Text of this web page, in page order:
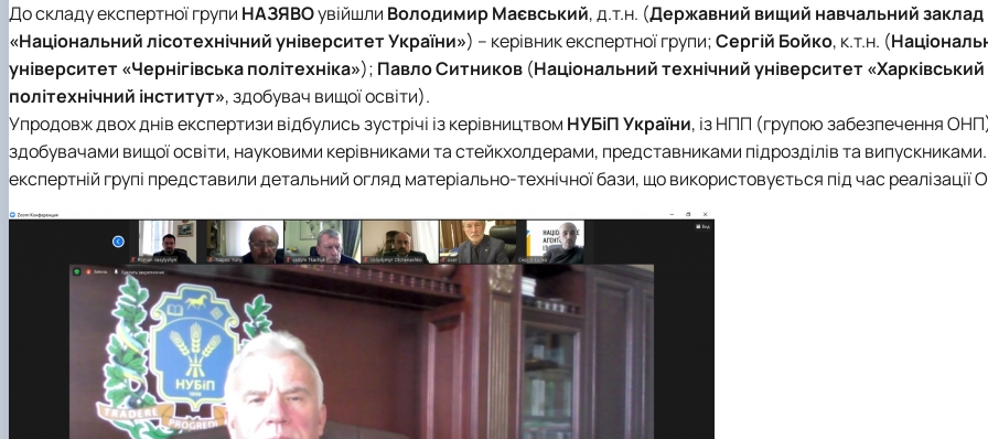
До складу експертної групи НАЗЯВОувійшли Володимир Маєвський, д.т.н. (Державний вищий навчальний заклад
«Національний лісотехнічний університет України») – керівник експертної групи;Сергій Бойко, к.т.н. (
університет «Чернігівська політехніка»); Павло Ситников (Національний технічний університет «Харківський
політехнічний інститут», здобувач вищої освіти).
Упродовж двох днів експертизи відбулись зустрічі із керівництвом НУБіП України, із НПП (групою забезпечення
здобувачами вищої освіти, науковими керівниками та стейкхолдерами, представниками підрозділів та
експертній групі представили детальний огляд матеріально-технічної бази, що використовується під час реалізації